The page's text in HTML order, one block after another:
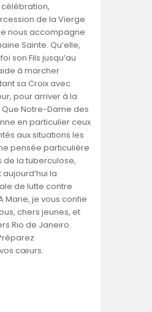
de la Vierge
nous accompagne
Sainte. Qu’elle,
son Fils jusqu’au
à marcher
sa Croix avec
pour arriver à la
Notre-Dame des
en particulier ceux
aux situations les
pensée particulière
de la tuberculose,
la
de lutte contre
Marie, je vous confie
chers jeunes, et
Rio de Janeiro.
cœurs.